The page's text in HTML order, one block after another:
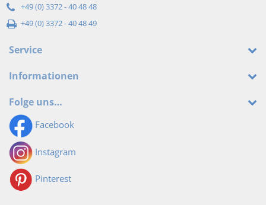
+49 (0) 3372 - 40 48 48
+49 (0) 3372 - 40 48 49
Service
Informationen
Folge uns…
Facebook
Instagram
Pinterest